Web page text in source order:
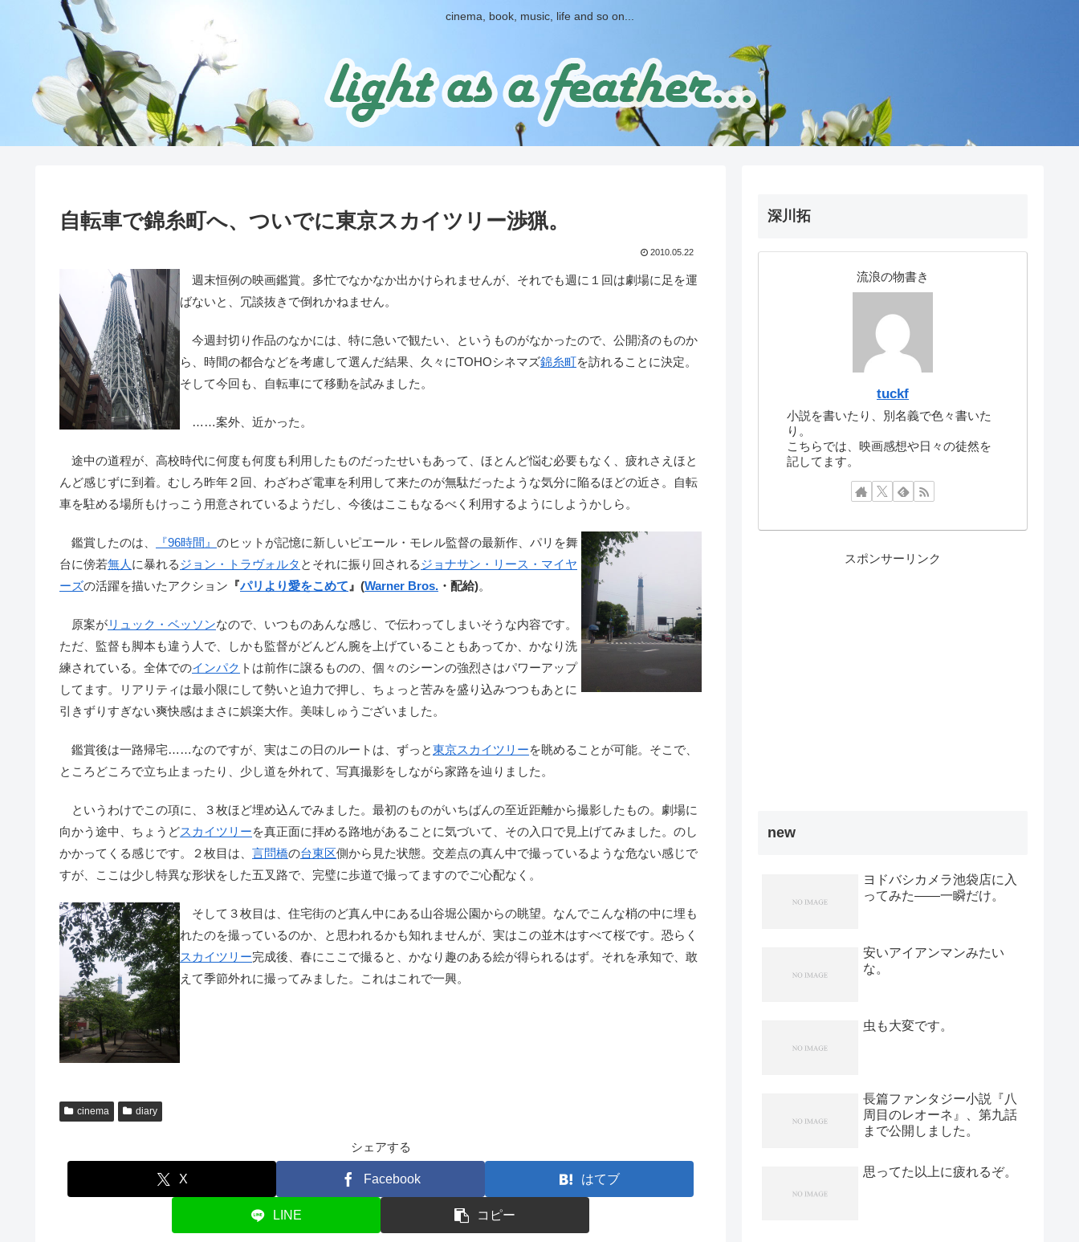
cinema, book, music, life and so on...
自転車で錦糸町へ、ついでに東京スカイツリー渉猟。
2010.05.22
週末恒例の映画鑑賞。多忙でなかなか出かけられませんが、それでも週に１回は劇場に足を運
ばないと、冗談抜きで倒れかねません。
今週封切り作品のなかには、特に急いで観たい、というものがなかったので、公開済のものか
ら、時間の都合などを考慮して選んだ結果、久々にTOHOシネマズ錦糸町を訪れることに決定。
そして今回も、自転車にて移動を試みました。
……案外、近かった。
途中の道程が、高校時代に何度も何度も利用したものだったせいもあって、ほとんど悩む必要もなく、疲れさえほと
んど感じずに到着。むしろ昨年２回、わざわざ電車を利用して来たのが無駄だったような気分に陥るほどの近さ。自転
車を駐める場所もけっこう用意されているようだし、今後はここもなるべく利用するようにしようかしら。
鑑賞したのは、 『96時間』 のヒットが記憶に新しいピエール・モレル監督の最新作、パリを舞
台に傍若無人 に暴れるジョン・トラヴォルタ とそれに振り回されるジョナサン・リース・マイヤ
ーズの活躍を描いたアクション 『パリより愛をこめて 』(Warner Bros. ・配給)。
原案がリュック・ベッソンなので、いつものあんな感じ、で伝わってしまいそうな内容です。
ただ、監督も脚本も違う人で、しかも監督がどんどん腕を上げていることもあってか、かなり洗
練されている。全体でのインパク トは前作に譲るものの、個々のシーンの強烈さはパワーアップ
してます。リアリティは最小限にして勢いと迫力で押し、ちょっと苦みを盛り込みつつもあとに
引きずりすぎない爽快感はまさに娯楽大作。美味しゅうございました。
鑑賞後は一路帰宅……なのですが、実はこの日のルートは、ずっと東京スカイツリーを眺めることが可能。そこで、
ところどころで立ち止まったり、少し道を外れて、写真撮影をしながら家路を辿りました。
というわけでこの項に、３枚ほど埋め込んでみました。最初のものがいちばんの至近距離から撮影したもの。劇場に
向かう途中、ちょうどスカイツリーを真正面に拝める路地があることに気づいて、その入口で見上げてみました。のし
かかってくる感じです。２枚目は、 言問橋の台東区側から見た状態。交差点の真ん中で撮っているような危ない感じで
すが、ここは少し特異な形状をした五叉路で、完璧に歩道で撮ってますのでご心配なく。
そして３枚目は、住宅街のど真ん中にある山谷堀公園からの眺望。なんでこんな梢の中に埋も
れたのを撮っているのか、と思われるかも知れませんが、実はこの並木はすべて桜です。恐らく
スカイツリー完成後、春にここで撮ると、かなり趣のある絵が得られるはず。それを承知で、敢
えて季節外れに撮ってみました。これはこれで一興。
cinema diary
シェアする
X Facebook はてブ
LINE コピー
深川拓
流浪の物書き
tuckf
小説を書いたり、別名義で色々書いた
り。
こちらでは、映画感想や日々の徒然を
記してます。
スポンサーリンク
new
ヨドバシカメラ池袋店に入
ってみた――一瞬だけ。
安いアイアンマンみたい
な。
虫も大変です。
長篇ファンタジー小説『八
周目のレオーネ』、第九話
まで公開しました。
思ってた以上に疲れるぞ。